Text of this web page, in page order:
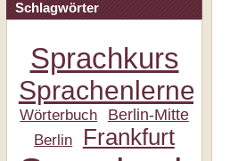
Schlagwörter
Sprachkurs
Wörterbuch Berlin-Mitte
Berlin Frankfurt